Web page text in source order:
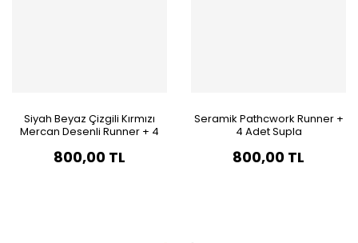
Siyah Beyaz Çizgili Kırmızı
Mercan Desenli Runner + 4
800,00 TL
Seramik Pathcwork Runner +
4 Adet Supla
800,00 TL